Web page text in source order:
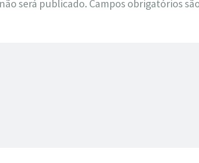
será publicado. Campos obrigatórios